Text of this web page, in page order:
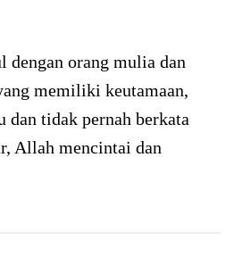
dengan orang mulia dan
memiliki keutamaan,
dan tidak pernah berkata
Allah mencintai dan